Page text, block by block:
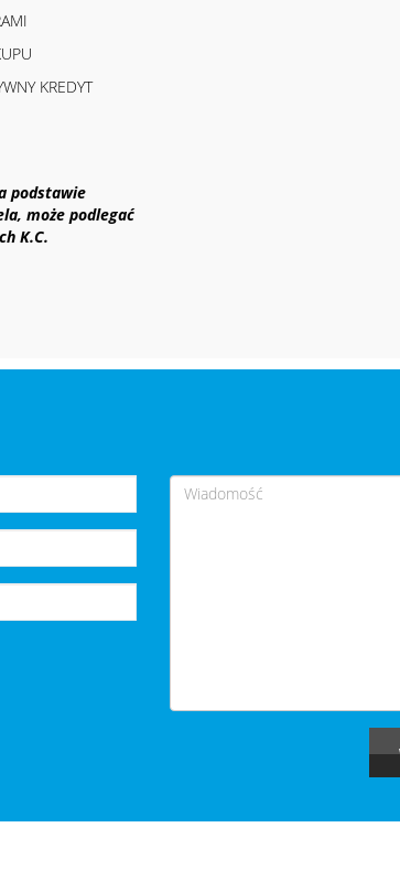
KREDYT
podstawie
może podlegać
K.C.